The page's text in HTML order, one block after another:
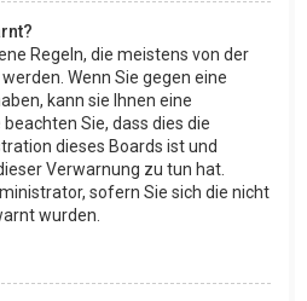
Regeln, die meistens von der
Wenn Sie gegen eine
kann sie Ihnen eine
Sie, dass dies die
dieses Boards ist und
Verwarnung zu tun hat.
sofern Sie sich die nicht
wurden.